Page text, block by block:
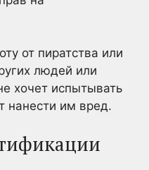
от пиратства или
людей или
хочет испытывать
нанести им вред.